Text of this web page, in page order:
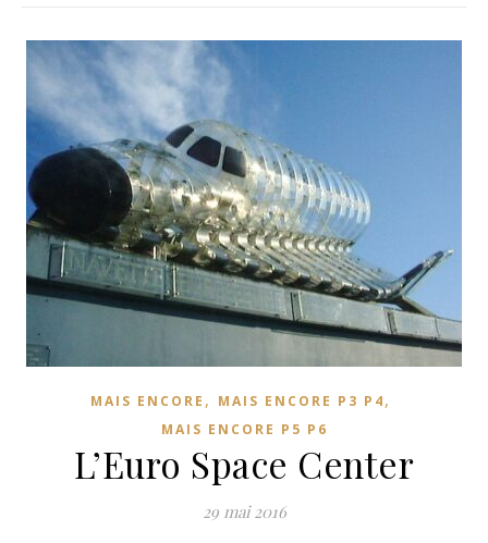
MAIS ENCORE , MAIS ENCORE P3 P4,
MAIS ENCORE P5 P6
L’Euro Space Center
29 mai 2016